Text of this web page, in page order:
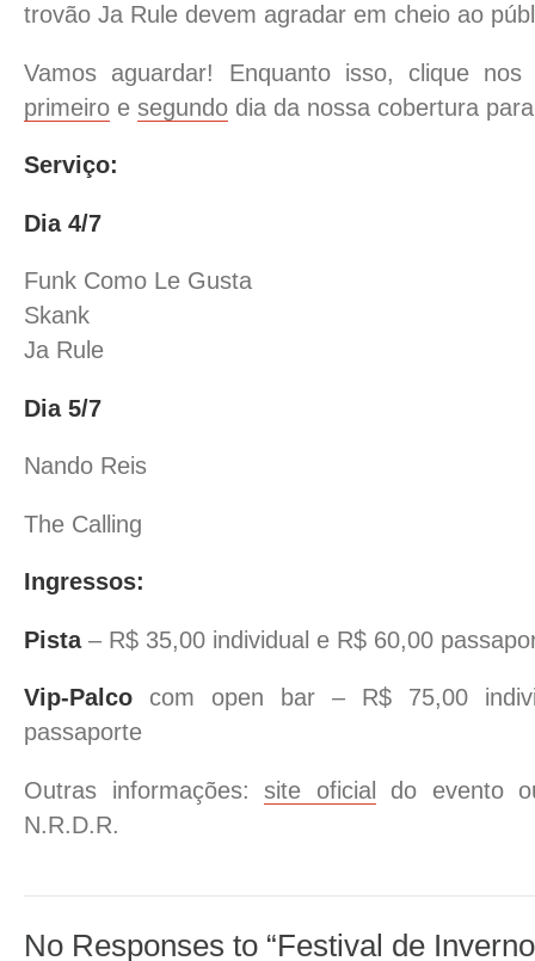
trovão Ja Rule devem agradar em cheio ao
Vamos aguardar! Enquanto isso, clique
primeiro e segundo dia da nossa cobertura
Serviço:
Dia 4/7
Funk Como Le Gusta
Skank
Ja Rule
Dia 5/7
Nando Reis
The Calling
Ingressos:
Pista– R$ 35,00 individual e R$ 60,00
Vip-Palco com open bar – R$ 75,00
passaporte
Outras informações: site oficial do evento
N.R.D.R.
No Responses to “Festival de